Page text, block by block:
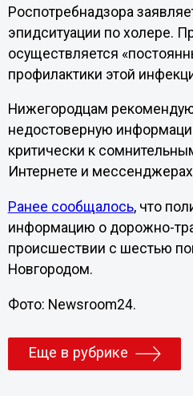
Роспотребнадзора
эпидситуации по холере.
осуществляется
профилактики этой
Нижегородцам
недостоверную
критически к
Интернете и
Ранее сообщалось, что
информацию о дорожно-
происшествии с шестью
Новгородом.
Фото: Newsroom24.
Еще в рубрике